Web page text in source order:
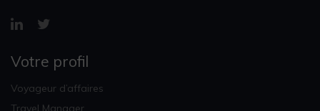
Votre profil
Voyageur d’affaires
Travel Manager